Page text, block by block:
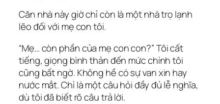
Căn nhà này giờ chỉ còn là một nhà trọ lạnh
lẽo đối với mẹ con tôi.
“Mẹ… còn phần của mẹ con con?” Tôi cất
tiếng, giọng bình thản đến mức chính tôi
cũng bất ngờ. Không hề có sự van xin hay
nước mắt. Chỉ là một câu hỏi đầy đủ lễ nghĩa,
dù tôi đã biết rõ câu trả lời.